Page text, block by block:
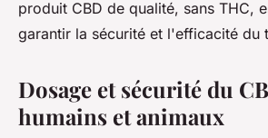
produit CBD de qualité, sans THC,
garantir la sécurité et l'efficacité du
Dosage et sécurité du
humains et animaux